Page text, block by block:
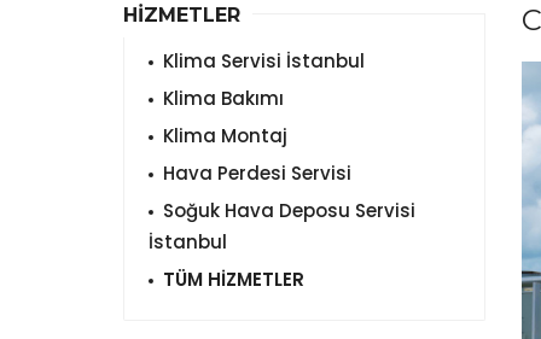
HİZMETLER
Klima Servisi İstanbul
Klima Bakımı
Klima Montaj
Hava Perdesi Servisi
Soğuk Hava Deposu Servisi
İstanbul
TÜM HİZMETLER